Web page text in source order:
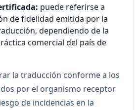
puede referirse a
de fidelidad emitida por la
dependiendo de la
comercial del país de
la traducción conforme a los
por el organismo receptor
de incidencias en la